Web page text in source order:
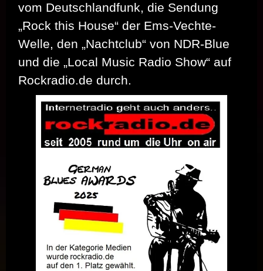
vom Deutschlandfunk, die Sendung
„Rock this House“ der Ems-Vechte-
Welle, den „Nachtclub“ von NDR-Blue
und die „Local Music Radio Show“ auf
Rockradio.de durch.